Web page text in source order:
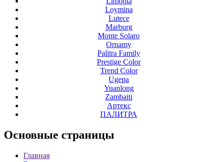
Loymina
Lutece
Marburg
Monte Solaro
Ornamy
Palitra Family
Prestige Color
Trend Color
Ugepa
Yuanlong
Zambaiti
Артекс
ПАЛИТРА
Основные страницы
Главная